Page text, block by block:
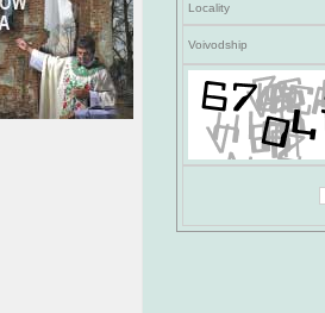
Locality
Voivodship